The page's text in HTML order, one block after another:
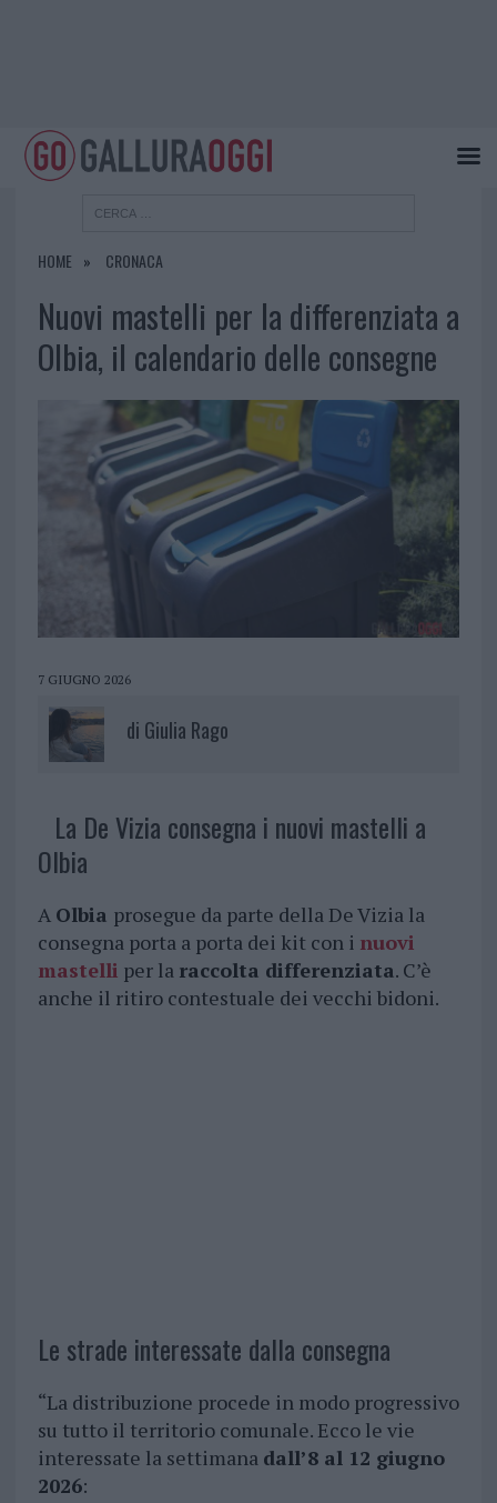
HOME CRONACA
Nuovi mastelli per la differenziata a
Olbia, il calendario delle consegne
7 GIUGNO 2026
di Giulia Rago
La De Vizia consegna i nuovi mastelli a
Olbia
A Olbia prosegue da parte della De Vizia la
consegna porta a porta dei kit con i nuovi
mastelli per la raccolta differenziata. C’è
anche il ritiro contestuale dei vecchi bidoni.
Le strade interessate dalla consegna
“La distribuzione procede in modo progressivo
su tutto il territorio comunale. Ecco le vie
interessate la settimana dall’8 al 12 giugno
2026: